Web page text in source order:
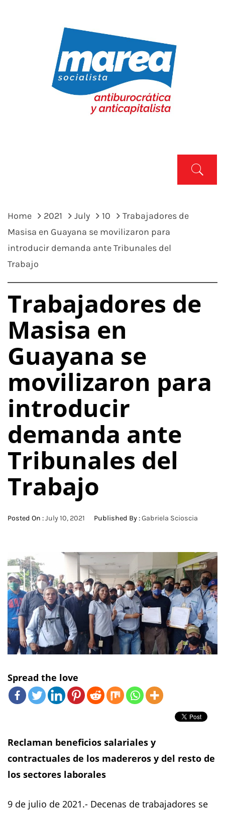
MAREA SOCIALISTA
Home 2021 July 10
Trabajadores de
Masisa en Guayana se movilizaron para
introducir demanda ante Tribunales del
Trabajo
Trabajadores de
Masisa en
Guayana se
movilizaron para
introducir
demanda ante
Tribunales del
Trabajo
Posted On :July 10, 2021 Published By :Gabriela Scioscia
Spread the love
Reclaman beneficios salariales y
contractuales de los madereros y del resto de
los sectores laborales
9 de julio de 2021.- Decenas de trabajadores se